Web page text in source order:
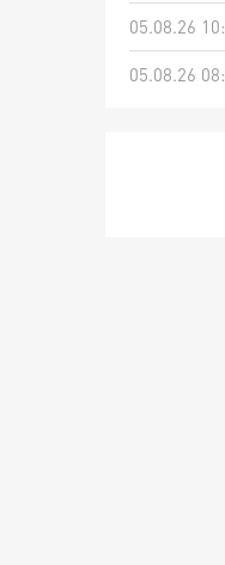
05.08.26
05.08.26